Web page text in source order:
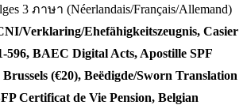
3 ภาษา (Néerlandais/Français/Allemand)
Verklaring/Ehefähigkeitszeugnis, Casier
596, BAEC Digital Acts, Apostille SPF
(€20), Beëdigde/Sworn Translation
Certificat de Vie Pension, Belgian